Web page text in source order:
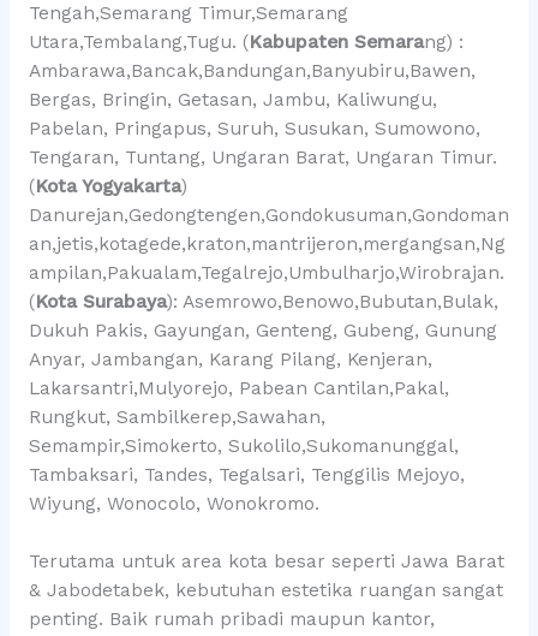
Tengah,Semarang Timur,Semarang
Utara,Tembalang,Tugu. (Kabupaten Semarang) :
Ambarawa,Bancak,Bandungan,Banyubiru,Bawen,
Bergas, Bringin, Getasan, Jambu, Kaliwungu,
Pabelan, Pringapus, Suruh, Susukan, Sumowono,
Tengaran, Tuntang, Ungaran Barat, Ungaran Timur.
(Kota Yogyakarta)
Danurejan,Gedongtengen,Gondokusuman,Gondoman
an,jetis,kotagede,kraton,mantrijeron,mergangsan,Ng
ampilan,Pakualam,Tegalrejo,Umbulharjo,Wirobrajan.
(Kota Surabaya): Asemrowo,Benowo,Bubutan,Bulak,
Dukuh Pakis, Gayungan, Genteng, Gubeng, Gunung
Anyar, Jambangan, Karang Pilang, Kenjeran,
Lakarsantri,Mulyorejo, Pabean Cantilan,Pakal,
Rungkut, Sambilkerep,Sawahan,
Semampir,Simokerto, Sukolilo,Sukomanunggal,
Tambaksari, Tandes, Tegalsari, Tenggilis Mejoyo,
Wiyung, Wonocolo, Wonokromo.
Terutama untuk area kota besar seperti Jawa Barat
& Jabodetabek, kebutuhan estetika ruangan sangat
penting. Baik rumah pribadi maupun kantor,